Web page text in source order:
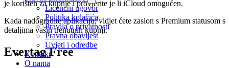
Licencni ugovor
Politika kolačića
Pravila o privatnosti
Pravna obavijest
Uvjeti i odredbe
Kontakt
O nama
je korišten za kupnje i provjerite je li iCloud omogućen.
Kada nadogradite aplikaciju, vidjet ćete zaslon s Premium statusom s
detaljima vaših trenutnih kupnji.
Evertag Free